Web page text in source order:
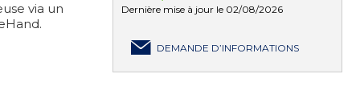
via un
Dernière mise à jour le 02/08/2026
DEMANDE D’INFORMATIONS